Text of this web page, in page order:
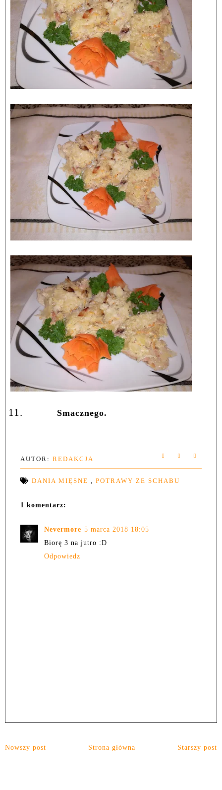
11. Smacznego.
AUTOR: REDAKCJA
DANIA MIĘSNE , POTRAWY ZE SCHABU
1 komentarz:
Nevermore 5 marca 2018 18:05
Biorę 3 na jutro :D
Odpowiedz
Nowszy post Starszy post
Strona główna